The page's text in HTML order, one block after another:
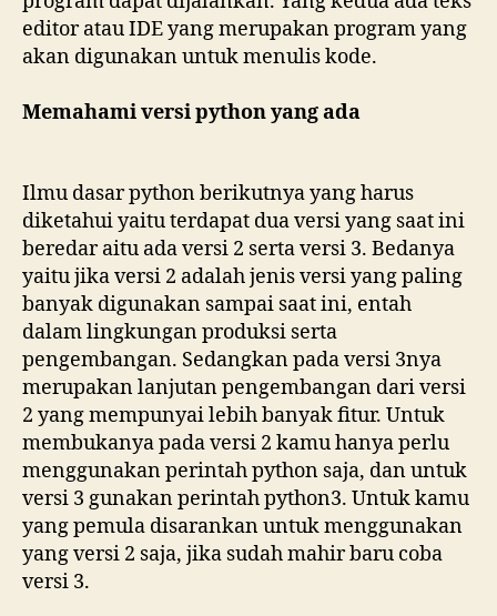
editor atau IDE yang merupakan program yang
akan digunakan untuk menulis kode.
Memahami versi python yang ada
Ilmu dasar python berikutnya yang harus
diketahui yaitu terdapat dua versi yang saat ini
beredar aitu ada versi 2 serta versi 3. Bedanya
yaitu jika versi 2 adalah jenis versi yang paling
banyak digunakan sampai saat ini, entah
dalam lingkungan produksi serta
pengembangan. Sedangkan pada versi 3nya
merupakan lanjutan pengembangan dari versi
2 yang mempunyai lebih banyak fitur. Untuk
membukanya pada versi 2 kamu hanya perlu
menggunakan perintah python saja, dan untuk
versi 3 gunakan perintah python3. Untuk kamu
yang pemula disarankan untuk menggunakan
yang versi 2 saja, jika sudah mahir baru coba
versi 3.